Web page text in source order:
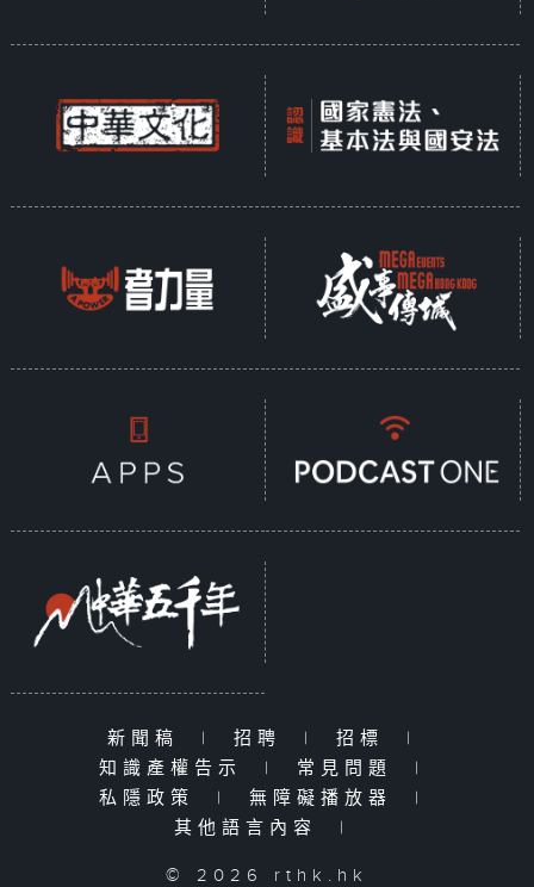
新聞稿 | 招聘 | 招標
|
知識產權告示
| 常見問題
|
私隱政策
| 無障礙播放器
|
其他語言內容
|
© 2026 rthk.hk